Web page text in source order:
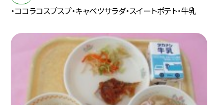
・ココラコスプスプ・キャベツサラダ・スイートポテト・牛乳